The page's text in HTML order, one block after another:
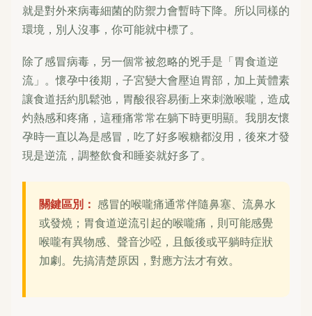
就是對外來病毒細菌的防禦力會暫時下降。所以同樣的
環境，別人沒事，你可能就中標了。
除了感冒病毒，另一個常被忽略的兇手是「胃食道逆
流」。懷孕中後期，子宮變大會壓迫胃部，加上黃體素
讓食道括約肌鬆弛，胃酸很容易衝上來刺激喉嚨，造成
灼熱感和疼痛，這種痛常常在躺下時更明顯。我朋友懷
孕時一直以為是感冒，吃了好多喉糖都沒用，後來才發
現是逆流，調整飲食和睡姿就好多了。
關鍵區別： 感冒的喉嚨痛通常伴隨鼻塞、流鼻水
或發燒；胃食道逆流引起的喉嚨痛，則可能感覺
喉嚨有異物感、聲音沙啞，且飯後或平躺時症狀
加劇。先搞清楚原因，對應方法才有效。